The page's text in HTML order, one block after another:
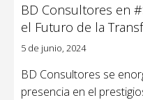
BD Consultores en
el Futuro de la
5 de junio, 2024
BD Consultores se
presencia en el